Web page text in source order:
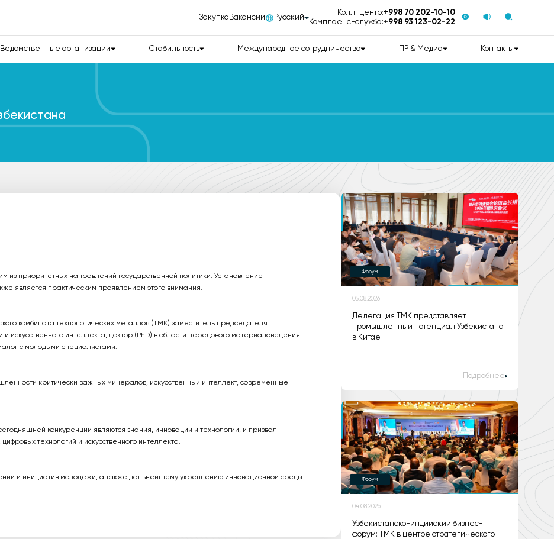
Закупка Вакансии Русский
Колл-центр:+998 70 202-10-10
Комплаенс-служба:+998 93 123-02-22
Ведомственные организации Стабильность Международное сотрудничество ПР & Медиа Контакты
приоритетных направлений государственной политики. Установление
является практическим проявлением этого внимания.
комбината технологических металлов (ТМК) заместитель председателя
искусственного интеллекта, доктор (PhD) в области передового материаловедения
с молодыми специалистами.
критически важных минералов, искусственный интеллект, современные
конкуренции являются знания, инновации и технологии, и призвал
технологий и искусственного интеллекта.
и инициатив молодёжи, а также дальнейшему укреплению инновационной среды
Форум
05.08.2026
Делегация ТМК представляет
промышленный потенциал Узбекистана
в Китае
Подробнее
Форум
04.08.2026
Узбекистанско-индийский бизнес-
форум: ТМК в центре стратегического